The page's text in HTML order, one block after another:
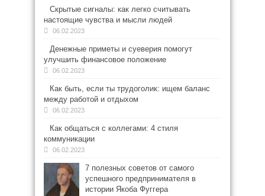
Скрытые сигналы: как легко считывать
настоящие чувства и мысли людей
06.02.2023
Денежные приметы и суеверия помогут
улучшить финансовое положение
06.02.2023
Как быть, если ты трудоголик: ищем баланс
между работой и отдыхом
06.02.2023
Как общаться с коллегами: 4 стиля
коммуникации
06.02.2023
7 полезных советов от самого
успешного предпринимателя в
истории Якоба Фуггера